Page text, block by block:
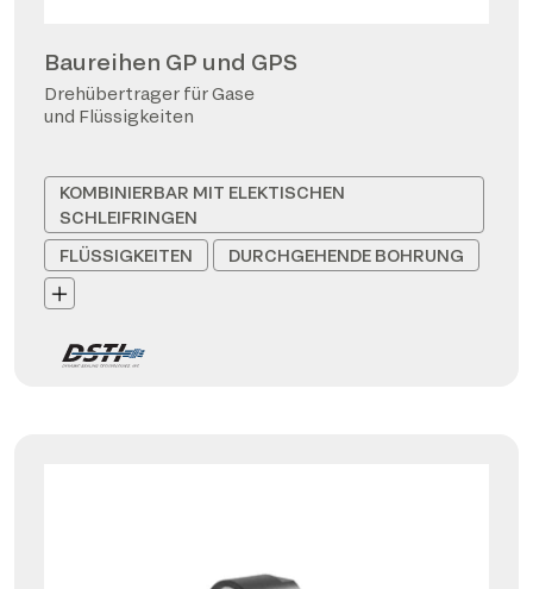
Baureihen GP und GPS
Drehübertrager für Gase
und Flüssigkeiten
KOMBINIERBAR MIT ELEKTISCHEN
SCHLEIFRINGEN
FLÜSSIGKEITEN
DURCHGEHENDE BOHRUNG